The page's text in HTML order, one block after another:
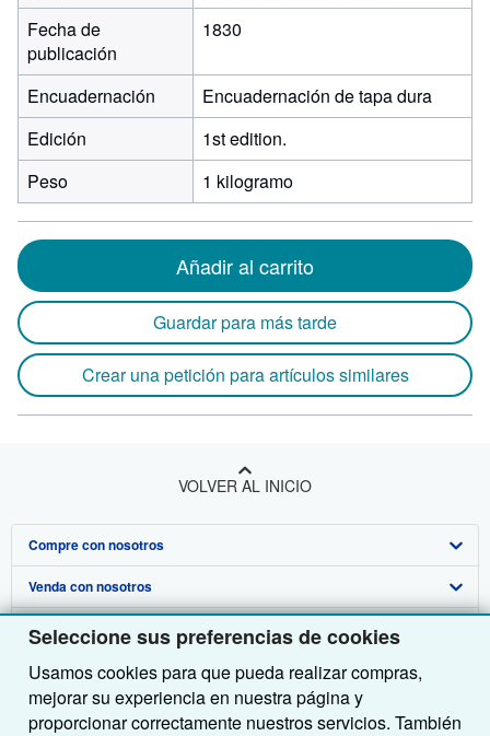
Seleccione sus preferencias de cookies
Usamos cookies para que pueda realizar compras,
mejorar su experiencia en nuestra página y
proporcionar correctamente nuestros servicios. También
Fecha de
publicación
1830
Encuadernación
Encuadernación de tapa dura
Edición
1st edition.
Peso
1 kilogramo
Añadir al carrito
Guardar para más tarde
Crear una petición para artículos similares
VOLVER AL INICIO
Compre con nosotros
Búsqueda avanzada
Colecciones
Mi cuenta
Mis pedidos
Venda con nosotros
Comenzar a vender
Únase a nuestro programa de afiliados
Recomiende un vendedor
Sobre nosotros
Sobre IberLibro
Medios
Obtener Ayuda
Preguntas frecuentes y guías
Otras compañías de AbeBooks